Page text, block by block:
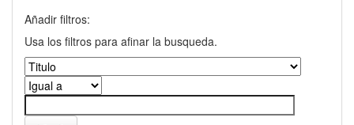
Añadir filtros:
Usa los filtros para afinar la busqueda.